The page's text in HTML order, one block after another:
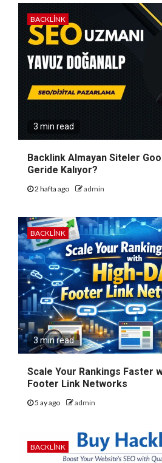
BACKLINK
3 min read
Backlink Almayan Siteler
Geride Kalıyor?
2 hafta ago admin
BACKLINK
3 min read
Scale Your Rankings Faster
Footer Link Networks
5 ay ago admin
BACKLINK